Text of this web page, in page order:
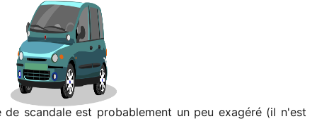
de scandale est probablement un peu exagéré (il n'est